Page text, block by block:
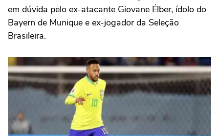
em dúvida pelo ex-atacante Giovane Élber, ídolo do
Bayern de Munique e ex-jogador da Seleção
Brasileira.